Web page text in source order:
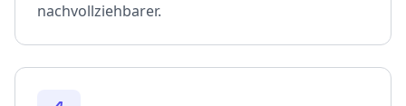
nachvollziehbarer.